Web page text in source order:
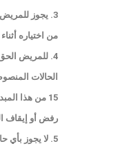
3. يجوز
من اختياره
4. للمريض
15 من هذا
رفض أو إيقاف
5. لا يجوز بأي